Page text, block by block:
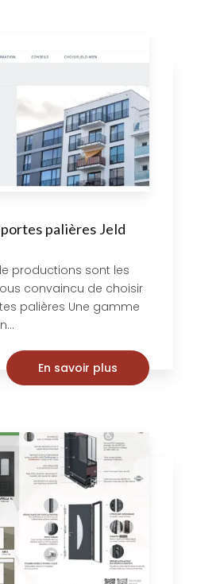
palières Jeld
productions sont les
convaincu de choisir
palières Une gamme
En savoir plus